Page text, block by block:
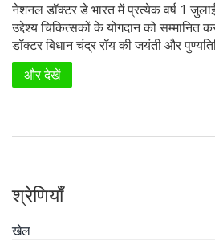
नेशनल डॉक्टर डे भारत में प्रत्येक वर्ष 1
उद्देश्य चिकित्सकों के योगदान को सम्मानित
डॉक्टर बिधान चंद्र रॉय की जयंती और
जिन्होंने चिकित्सा क्षेत्र में महत्वपूर्ण योगदान
'हीलिंग हैंड्स, केयरिंग हर्ट्स' है।
और देखें
श्रेणियाँ
खेल